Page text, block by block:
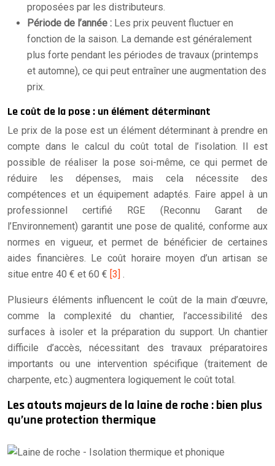
proposées par les distributeurs.
Période de l’année : Les prix peuvent fluctuer en
fonction de la saison. La demande est généralement
plus forte pendant les périodes de travaux (printemps
et automne), ce qui peut entraîner une augmentation des
prix.
Le coût de la pose : un élément déterminant
Le prix de la pose est un élément déterminant à prendre en
compte dans le calcul du coût total de l’isolation. Il est
possible de réaliser la pose soi-même, ce qui permet de
réduire les dépenses, mais cela nécessite des
compétences et un équipement adaptés. Faire appel à un
professionnel certifié RGE (Reconnu Garant de
l’Environnement) garantit une pose de qualité, conforme aux
normes en vigueur, et permet de bénéficier de certaines
aides financières. Le coût horaire moyen d’un artisan se
situe entre 40 € et 60 € [3]
Plusieurs éléments influencent le coût de la main d’œuvre,
comme la complexité du chantier, l’accessibilité des
surfaces à isoler et la préparation du support. Un chantier
difficile d’accès, nécessitant des travaux préparatoires
importants ou une intervention spécifique (traitement de
charpente, etc.) augmentera logiquement le coût total.
Les atouts majeurs de la laine de roche : bien plus
qu’une protection thermique